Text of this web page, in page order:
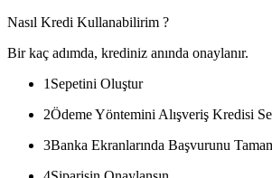
Nasıl Kredi Kullanabilirim ?
Bir kaç adımda, krediniz anında onaylanır.
1 Sepetini Oluştur
2Ödeme Yöntemini Alışveriş Kredisi
3Banka Ekranlarında Başvurunu